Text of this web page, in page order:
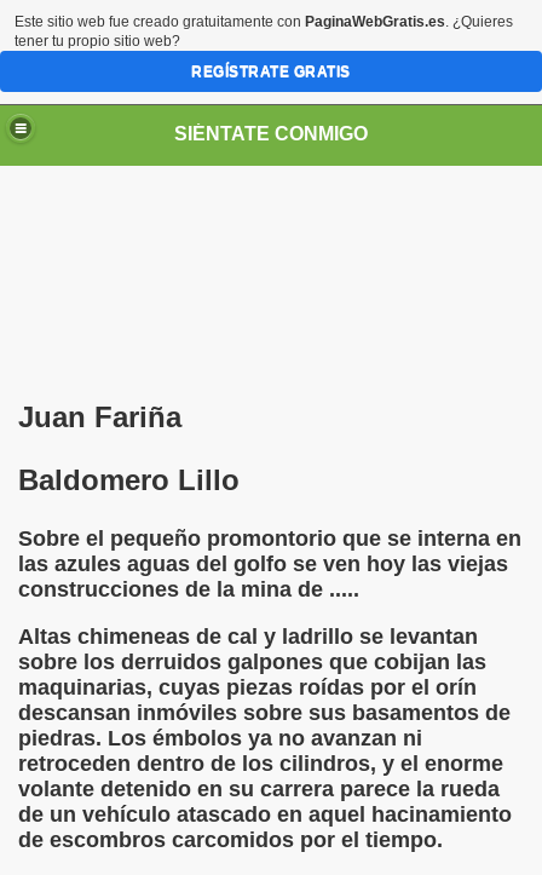
SIÉNTATE CONMIGO
Juan Fariña
Baldomero Lillo
Sobre el pequeño promontorio que se interna en
las azules aguas del golfo se ven hoy las viejas
construcciones de la mina de .....
Altas chimeneas de cal y ladrillo se levantan
sobre los derruidos galpones que cobijan las
maquinarias, cuyas piezas roídas por el orín
descansan inmóviles sobre sus basamentos de
piedras. Los émbolos ya no avanzan ni
retroceden dentro de los cilindros, y el enorme
volante detenido en su carrera parece la rueda
de un vehículo atascado en aquel hacinamiento
de escombros carcomidos por el tiempo.
(grup d'Afiliats CRE ONCE Barcelona, Català y
Visual (Pedro Zurita)
los Ciegos (Pablo Madrid Herruzo)
Bejarano)
León (Juan José Miñana)
a Charles Barbier (Pablo Madrid Herruzo)
(Pedro Zurita)
Sus Precios (Pedro Zurita)
Este sitio web fue creado gratuitamente con PaginaWebGratis.es. ¿Quieres
tener tu propio sitio web?
REGÍSTRATE GRATIS